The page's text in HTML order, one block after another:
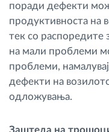
поради дефекти
продуктивноста на
тек со
на мали проблеми
проблеми,
дефекти на
одложувања.